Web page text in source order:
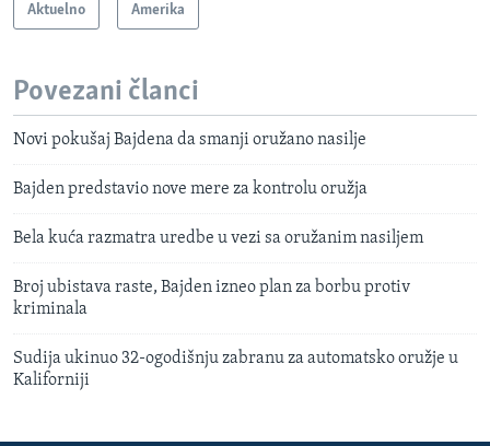
Aktuelno Amerika
Povezani članci
Novi pokušaj Bajdena da smanji oružano nasilje
Bajden predstavio nove mere za kontrolu oružja
Bela kuća razmatra uredbe u vezi sa oružanim nasiljem
Broj ubistava raste, Bajden izneo plan za borbu protiv
kriminala
Sudija ukinuo 32-ogodišnju zabranu za automatsko oružje u
Kaliforniji